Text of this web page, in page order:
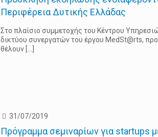
Περιφέρεια Δυτικής Ελλάδας
Στο πλαίσιο συμμετοχής του Κέντρου
δικτύου συνεργατών του έργου MedSt@rts,
θέλουν[…]
31/07/2019
Πρόγραμμα σεμιναρίων για startups